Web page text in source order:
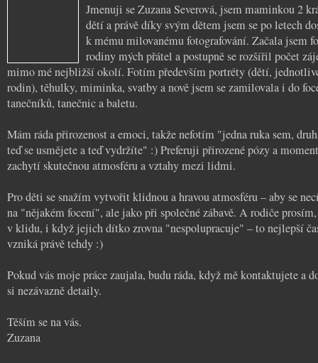
Jmenuji se Zuzana Severová, jsem maminkou 2
dětí a právě díky svým dětem jsem se po letech
k mému milovanému fotografování. Začala jsem
rodiny mých přátel a postupně se rozšířil počet
mimo mé nejbližší okolí. Fotím především portréty (dětí,
rodin), těhulky, miminka, svatby a nově jsem se zamilovala i do
tanečníků, tanečnic a baletu.
Mám ráda přirozenost a emoci, takže nefotím "jedna ruka sem,
teď se usmějete a teď vydržíte" :) Preferuji přirozené pózy a
zachytí skutečnou atmosféru a vztahy mezi lidmi.
Pro děti se snažím vytvořit klidnou a hravou atmosféru – aby se
na "nějakém focení", ale jako při společné zábavě. A rodiče
v klidu, i když jejich dítko zrovna "nespolupracuje" – to nejlepší
vzniká právě tehdy :)
Pokud vás moje práce zaujala, budu ráda, když mě kontaktujete a
si nezávazně detaily.
Těším se na vás.
Zuzana